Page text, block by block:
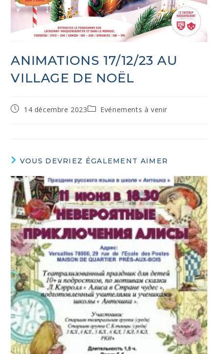
ANIMATIONS 17/12/23 AU
VILLAGE DE NOËL
14 décembre 2023 Evénements à venir
VOUS DEVRIEZ ÉGALEMENT AIMER